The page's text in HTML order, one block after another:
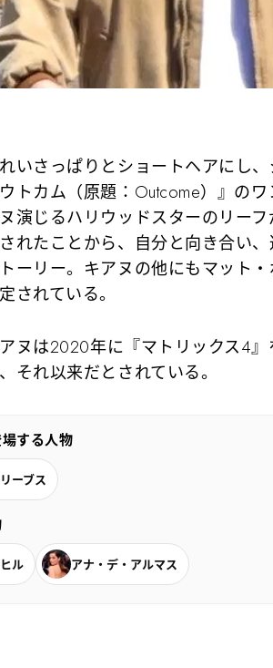
いさっぱりとショートヘアにし
トカム（原題：Outcome）』の
演じるハリウッドスターのリー
れたことから、自分と向き合い
ーリー。キアヌの他にもマット
されている。
ヌは2020年に『マトリックス4
それ以来だとされている。
する人物
ーブス
ル アナ・デ・アルマス